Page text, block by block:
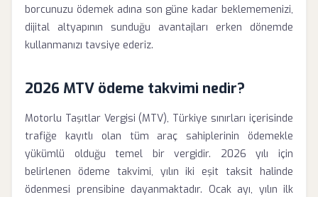
borcunuzu ödemek adına son güne kadar beklememenizi,
dijital altyapının sunduğu avantajları erken dönemde
kullanmanızı tavsiye ederiz.
2026 MTV ödeme takvimi nedir?
Motorlu Taşıtlar Vergisi (MTV), Türkiye sınırları içerisinde
trafiğe kayıtlı olan tüm araç sahiplerinin ödemekle
yükümlü olduğu temel bir vergidir. 2026 yılı için
belirlenen ödeme takvimi, yılın iki eşit taksit halinde
ödenmesi prensibine dayanmaktadır. Ocak ayı, yılın ilk